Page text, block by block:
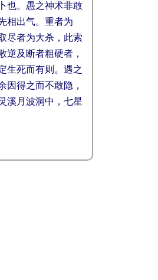
也。愚之神术非敢
相出气。重者为
尽者为大杀，此索
逆及断者粗硬者，
生死而有则。遇之
因得之而不敢隐，
溪月波洞中，七星